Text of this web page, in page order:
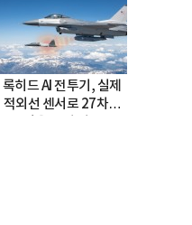
록히드 AI 전투기, 실제
적외선 센서로 27차례